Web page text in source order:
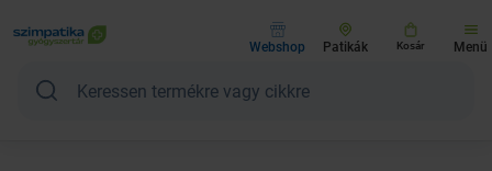
Webshop Patikák Kosár Menü